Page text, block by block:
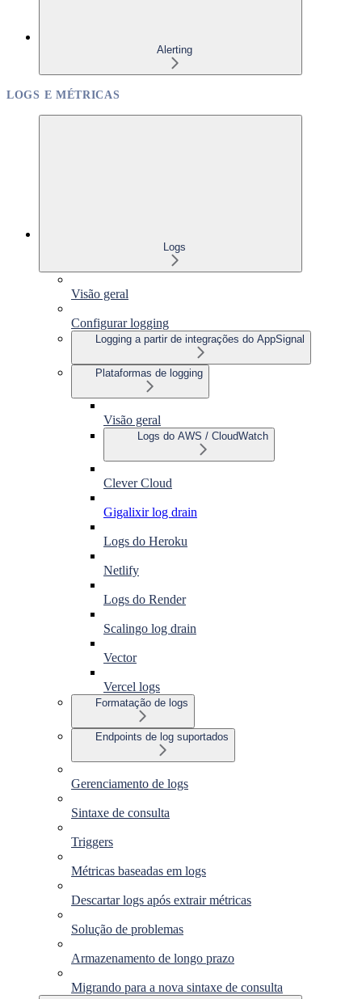
Alerting
LOGS E MÉTRICAS
Logs
Visão geral
Configurar logging
Logging a partir de integrações do AppSignal
Plataformas de logging
Visão geral
Logs do AWS / CloudWatch
Clever Cloud
Gigalixir log drain
Logs do Heroku
Netlify
Logs do Render
Scalingo log drain
Vector
Vercel logs
Formatação de logs
Endpoints de log suportados
Gerenciamento de logs
Sintaxe de consulta
Triggers
Métricas baseadas em logs
Descartar logs após extrair métricas
Solução de problemas
Armazenamento de longo prazo
Migrando para a nova sintaxe de consulta